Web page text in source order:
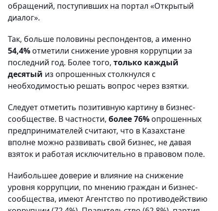
обращений, поступивших на портал «Открытый
диалог».
Так, больше половины респондентов, а именно
54,4%отметили снижение уровня коррупции за
последний год. Более того, только каждый
десятый из опрошенных столкнулся с
необходимостью решать вопрос через взятки.
Следует отметить позитивную картину в бизнес-
сообществе. В частности, более 76%опрошенных
предпринимателей считают, что в Казахстане
вполне можно развивать свой бизнес, не давая
взяток и работая исключительно в правовом поле.
Наибольшее доверие и влияние на снижение
уровня коррупции, по мнению граждан и бизнес-
сообщества, имеют Агентство по противодействию